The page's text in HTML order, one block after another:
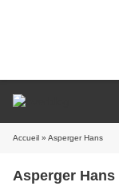
Accueil » Asperger Hans
Asperger Hans